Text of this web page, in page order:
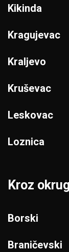
Kikinda
Kragujevac
Kraljevo
Kruševac
Leskovac
Loznica
Kroz
Borski
Braničevski